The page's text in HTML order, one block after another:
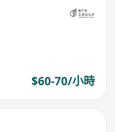
$60-70/小時